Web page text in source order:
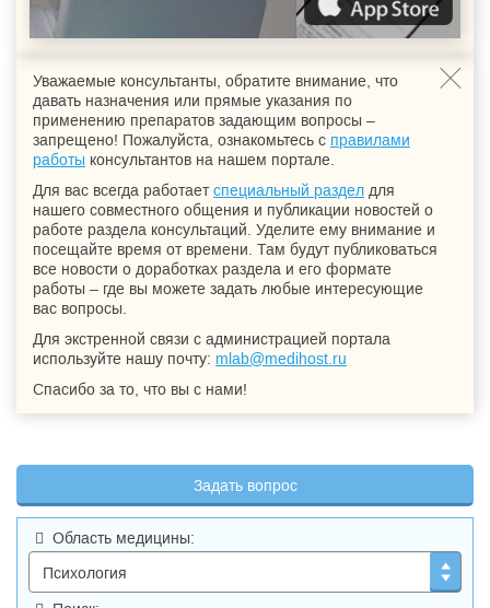
Уважаемые консультанты, обратите внимание, что
давать назначения или прямые указания по
применению препаратов задающим вопросы –
запрещено! Пожалуйста, ознакомьтесь с правилами
работы консультантов на нашем портале.
Для вас всегда работаетспециальный раздел для
нашего совместного общения и публикации новостей о
работе раздела консультаций. Уделите ему внимание и
посещайте время от времени. Там будут публиковаться
все новости о доработках раздела и его формате
работы – где вы можете задать любые интересующие
вас вопросы.
Для экстренной связи с администрацией портала
используйте нашу почту: mlab@medihost.ru
Спасибо за то, что вы с нами!
Задать вопрос
Область медицины: